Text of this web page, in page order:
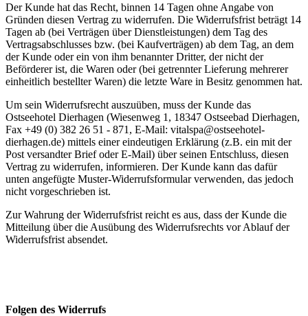
Der Kunde hat das Recht, binnen 14 Tagen ohne Angabe von
Gründen diesen Vertrag zu widerrufen. Die Widerrufsfrist beträgt 14
Tagen ab (bei Verträgen über Dienstleistungen) dem Tag des
Vertragsabschlusses bzw. (bei Kaufverträgen) ab dem Tag, an dem
der Kunde oder ein von ihm benannter Dritter, der nicht der
Beförderer ist, die Waren oder (bei getrennter Lieferung mehrerer
einheitlich bestellter Waren) die letzte Ware in Besitz genommen hat.
Um sein Widerrufsrecht auszuüben, muss der Kunde das
Ostseehotel Dierhagen (Wiesenweg 1, 18347 Ostseebad Dierhagen,
Fax +49 (0) 382 26 51 - 871, E-Mail: vitalspa@ostseehotel-
dierhagen.de) mittels einer eindeutigen Erklärung (z.B. ein mit der
Post versandter Brief oder E-Mail) über seinen Entschluss, diesen
Vertrag zu widerrufen, informieren. Der Kunde kann das dafür
unten angefügte Muster-Widerrufsformular verwenden, das jedoch
nicht vorgeschrieben ist.
Zur Wahrung der Widerrufsfrist reicht es aus, dass der Kunde die
Mitteilung über die Ausübung des Widerrufsrechts vor Ablauf der
Widerrufsfrist absendet.
Folgen des Widerrufs